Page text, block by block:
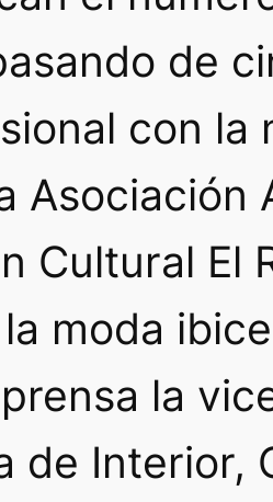
de
con la
Asociación
Cultural El
moda
la
de Interior,